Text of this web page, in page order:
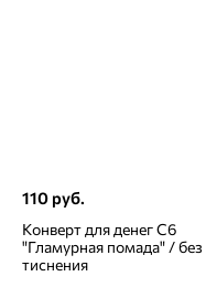
110 руб.
Конверт для денег С6
"Гламурная помада" / без
тиснения